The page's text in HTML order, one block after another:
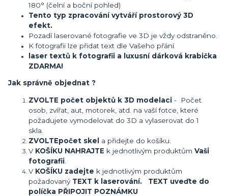
180° (čelní a boční pohled)
Tento typ zpracování vytváří prostorový 3D
efekt.
Pozadí laserované fotografie ve 3D je vždy odstraněno.
K fotografii lze přidat text dle Vašeho přání.
laser textů k fotografii a luxusní dárková krabička
ZDARMA!
Jak správně objednat ?
ZVOLTE počet objektů k 3D modelaci - Počet
osob, zvířat, aut, motorek, atd. na vaší fotce, které
požadujete vymodelovat do 3D a vylaserovat do 1
skla.
ZVOLTEpočet skel
a přidejte do košíku.
V KOŠÍKU NAHRAJTE k jednotlivým produktům Vaši
fotografii
V KOŠÍKU zadejte k jednotlivým produktům
požadovaný TEXT k laserování. TEXT uveďte do
políčka PŘIPOJIT POZNÁMKU